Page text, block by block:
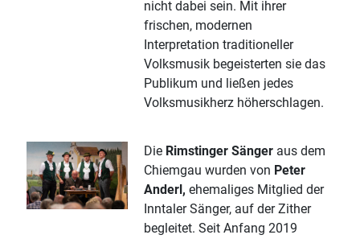
nicht dabei sein. Mit ihrer
frischen, modernen
Interpretation traditioneller
Volksmusik begeisterten sie das
Publikum und ließen jedes
Volksmusikherz höherschlagen.
Die Rimstinger Sänger aus dem
Chiemgau wurden von Peter
Anderl, ehemaliges Mitglied der
Inntaler Sänger, auf der Zither
begleitet. Seit Anfang 2019